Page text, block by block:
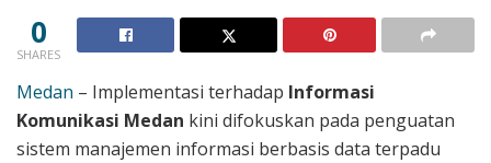
0
SHARES
Medan – Implementasi terhadap Informasi
Komunikasi Medan kini difokuskan pada penguatan
sistem manajemen informasi berbasis data terpadu